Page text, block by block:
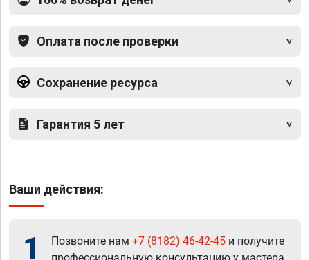
Оплата после проверки
Сохранение ресурса
Гарантия 5 лет
Ваши действия:
1 Позвоните нам +7 (8182) 46-42-45 и получите